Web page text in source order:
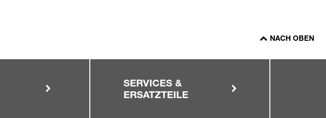
NACH OBEN
SERVICES &
ERSATZTEILE